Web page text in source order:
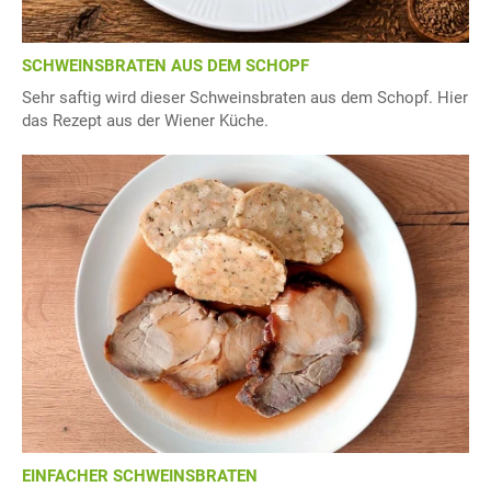
SCHWEINSBRATEN AUS DEM SCHOPF
Sehr saftig wird dieser Schweinsbraten aus dem Schopf. Hier
das Rezept aus der Wiener Küche.
EINFACHER SCHWEINSBRATEN